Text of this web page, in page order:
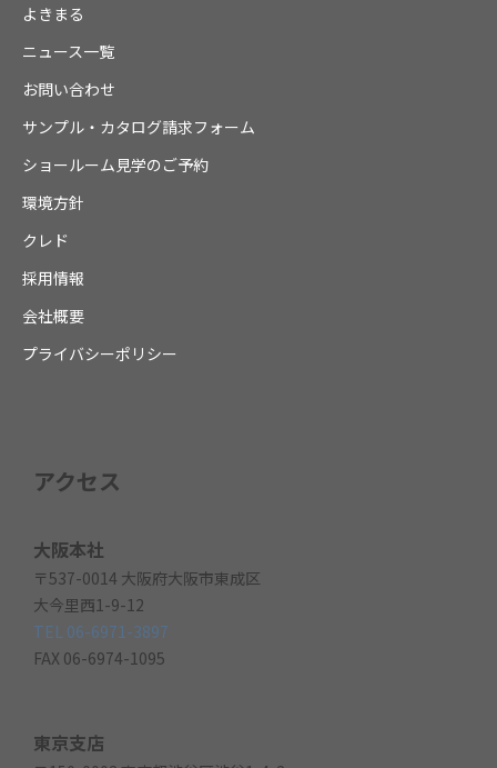
よきまる
ニュース一覧
お問い合わせ
サンプル・カタログ請求フォーム
ショールーム見学のご予約
環境方針
クレド
採用情報
会社概要
プライバシーポリシー
アクセス
大阪本社
〒537-0014 大阪府大阪市東成区
大今里西1-9-12
TEL 06-6971-3897
FAX 06-6974-1095
東京支店